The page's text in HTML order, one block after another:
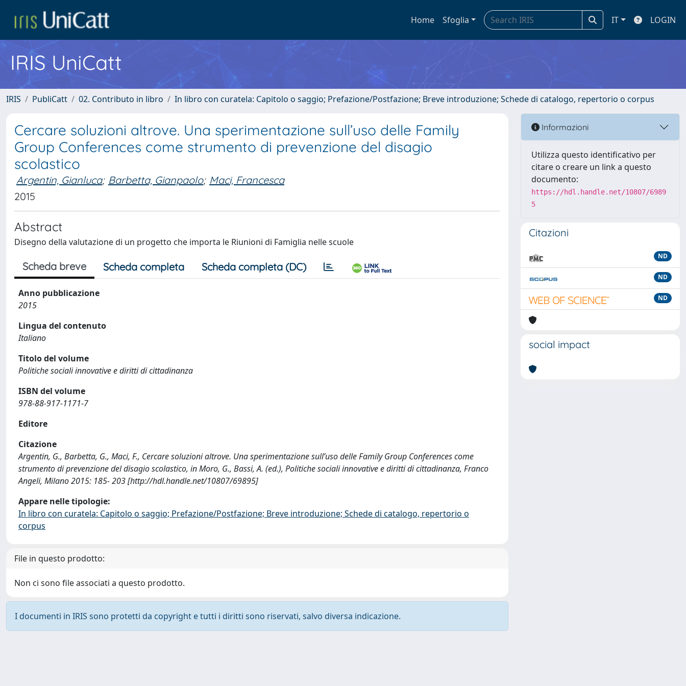
Home Sfoglia IT LOGIN
IRIS UniCatt
IRIS PubliCatt 02. Contributo in libro In libro con curatela: Capitolo o saggio; Prefazione/Postfazione; Breve introduzione; Schede di catalogo, repertorio o corpus
Cercare soluzioni altrove. Una sperimentazione sull’uso delle Family
Group Conferences come strumento di prevenzione del disagio
scolastico
Argentin, Gianluca; Barbetta, Gianpaolo; Maci, Francesca
2015
Abstract
Disegno della valutazione di un progetto che importa le Riunioni di Famiglia nelle scuole
Scheda breve Scheda completa Scheda completa (DC)
Anno pubblicazione
2015
Lingua del contenuto
Italiano
Titolo del volume
Politiche sociali innovative e diritti di cittadinanza
ISBN del volume
978-88-917-1171-7
Editore
Citazione
Argentin, G., Barbetta, G., Maci, F., Cercare soluzioni altrove. Una sperimentazione sull’uso delle Family Group Conferences come
strumento di prevenzione del disagio scolastico, in Moro, G., Bassi, A. (ed.), Politiche sociali innovative e diritti di cittadinanza, Franco
Angeli, Milano 2015: 185- 203 [http://hdl.handle.net/10807/69895]
Appare nelle tipologie:
In libro con curatela: Capitolo o saggio; Prefazione/Postfazione; Breve introduzione; Schede di catalogo, repertorio o
corpus
File in questo prodotto:
Non ci sono file associati a questo prodotto.
I documenti in IRIS sono protetti da copyright e tutti i diritti sono riservati, salvo diversa indicazione.
Informazioni
Utilizza questo identificativo per
citare o creare un link a questo
documento:
https://hdl.handle.net/10807/6989
5
Citazioni
ND
ND
ND
social impact